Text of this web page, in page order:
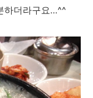
하더라구요...^^